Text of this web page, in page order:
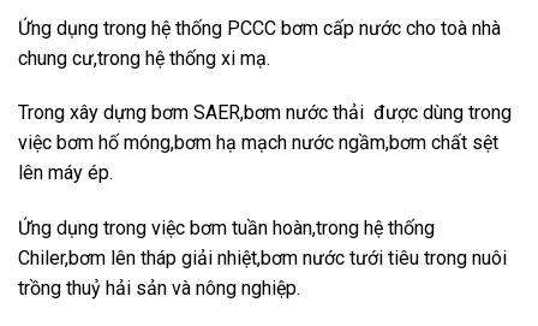
Ứng dụng trong hệ thống PCCC bơm cấp nước cho toà nhà
chung cư,trong hệ thống xi mạ.
Trong xây dựng bơm SAER,bơm nước thải được dùng trong
việc bơm hố móng,bơm hạ mạch nước ngầm,bơm chất sệt
lên máy ép.
Ứng dụng trong việc bơm tuần hoàn,trong hệ thống
Chiler,bơm lên tháp giải nhiệt,bơm nước tưới tiêu trong nuôi
trồng thuỷ hải sản và nông nghiệp.